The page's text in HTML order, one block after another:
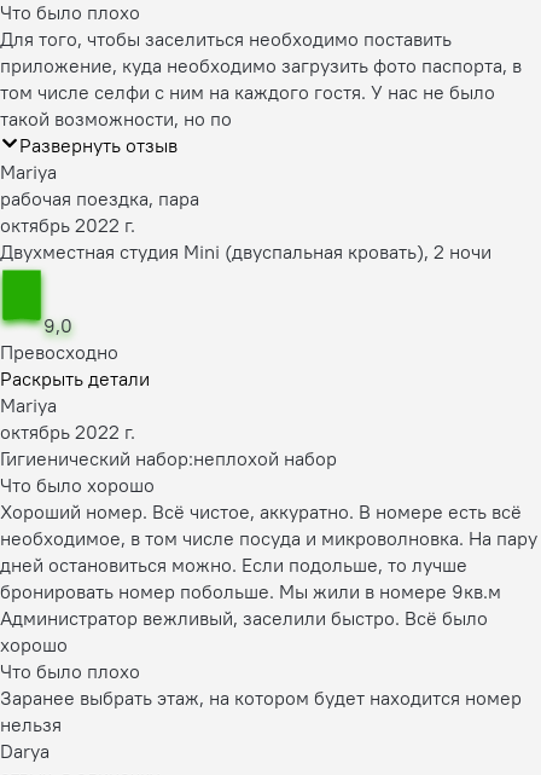
Что было плохо
Для того, чтобы заселиться необходимо поставить
приложение, куда необходимо загрузить фото паспорта, в
том числе селфи с ним на каждого гостя. У нас не было
такой возможности, но по
Развернуть отзыв
Mariya
рабочая поездка, пара
октябрь 2022 г.
Двухместная студия Mini (двуспальная кровать), 2 ночи
9,0
Превосходно
Раскрыть детали
Mariya
октябрь 2022 г.
Гигиенический набор:неплохой набор
Что было хорошо
Хороший номер. Всё чистое, аккуратно. В номере есть всё
необходимое, в том числе посуда и микроволновка. На пару
дней остановиться можно. Если подольше, то лучше
бронировать номер побольше. Мы жили в номере 9кв.м
Администратор вежливый, заселили быстро. Всё было
хорошо
Что было плохо
Заранее выбрать этаж, на котором будет находится номер
нельзя
Darya